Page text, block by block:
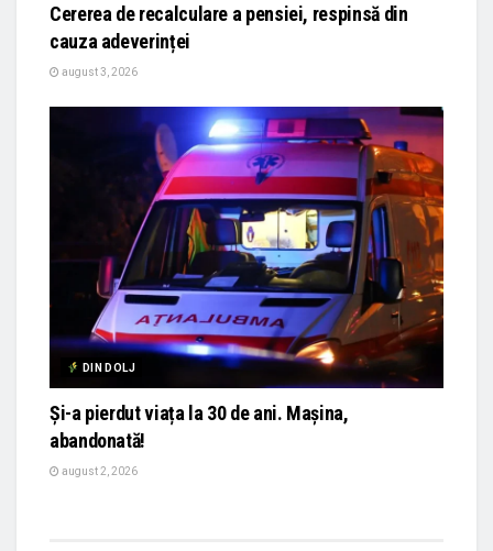
Cererea de recalculare a pensiei, respinsă din
cauza adeverinței
august 3, 2026
DIN DOLJ
Și-a pierdut viața la 30 de ani. Mașina,
abandonată!
august 2, 2026